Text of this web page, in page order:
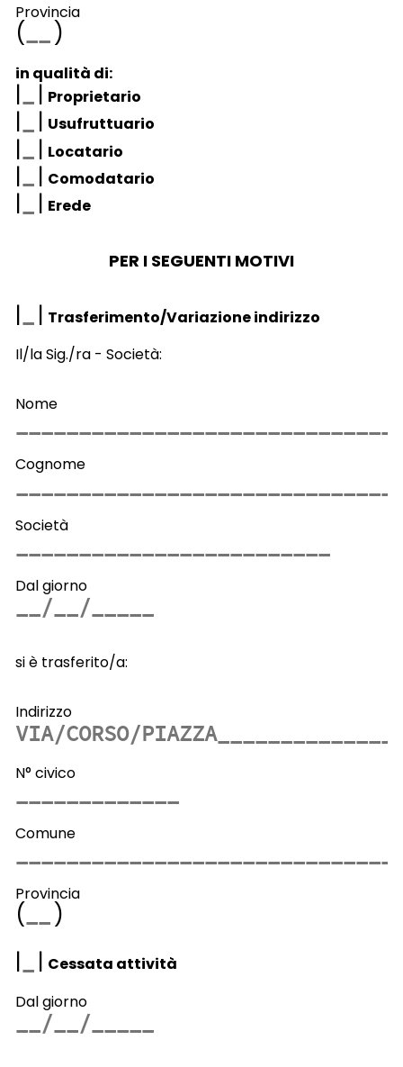
Provincia
( )
in qualità di:
| | Proprietario
| | Usufruttuario
| | Locatario
| | Comodatario
| | Erede
PER I SEGUENTI MOTIVI
| | Trasferimento/Variazione indirizzo
Il/la Sig./ra - Società:
Nome
Cognome
Società
Dal giorno
si è trasferito/a:
Indirizzo
N° civico
Comune
Provincia
(
)
|
| Cessata attività
Dal giorno